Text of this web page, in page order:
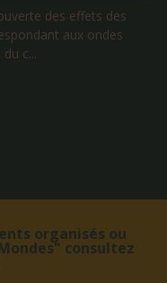
endroits où l’on peut
dauphins ,les baleines à
et...
organisés ou
consultez